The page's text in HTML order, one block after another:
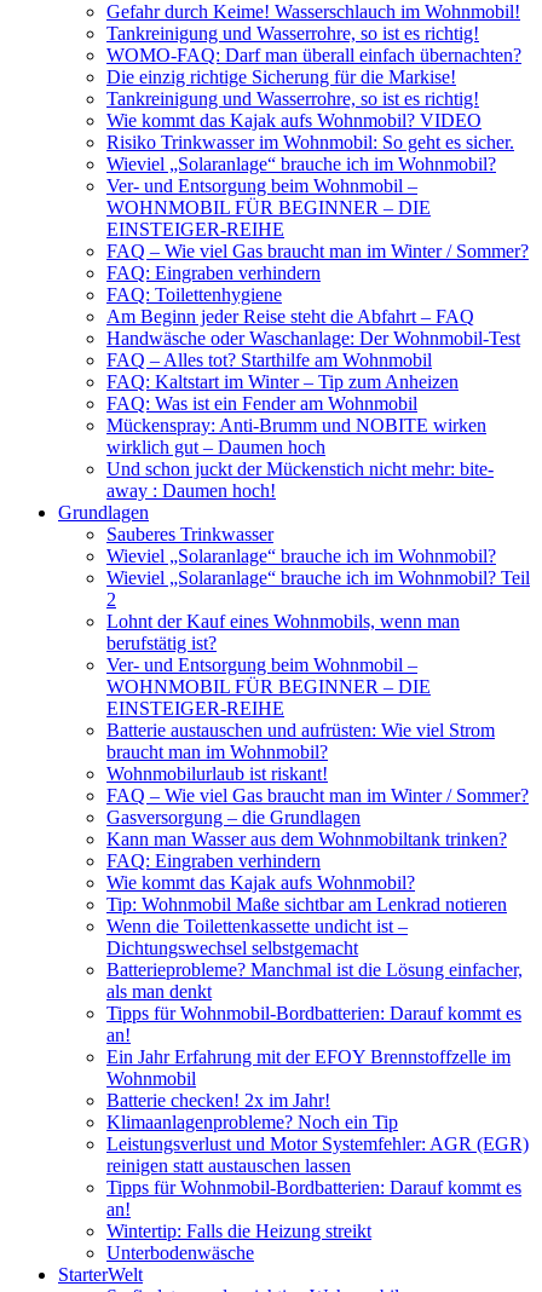
Gefahr durch Keime! Wasserschlauch im Wohnmobil!
Tankreinigung und Wasserrohre, so ist es richtig!
WOMO-FAQ: Darf man überall einfach übernachten?
Die einzig richtige Sicherung für die Markise!
Tankreinigung und Wasserrohre, so ist es richtig!
Wie kommt das Kajak aufs Wohnmobil? VIDEO
Risiko Trinkwasser im Wohnmobil: So geht es sicher.
Wieviel „Solaranlage“ brauche ich im Wohnmobil?
Ver- und Entsorgung beim Wohnmobil –
WOHNMOBIL FÜR BEGINNER – DIE
EINSTEIGER-REIHE
FAQ – Wie viel Gas braucht man im Winter / Sommer?
FAQ: Eingraben verhindern
FAQ: Toilettenhygiene
Am Beginn jeder Reise steht die Abfahrt – FAQ
Handwäsche oder Waschanlage: Der Wohnmobil-Test
FAQ – Alles tot? Starthilfe am Wohnmobil
FAQ: Kaltstart im Winter – Tip zum Anheizen
FAQ: Was ist ein Fender am Wohnmobil
Mückenspray: Anti-Brumm und NOBITE wirken
wirklich gut – Daumen hoch
Und schon juckt der Mückenstich nicht mehr: bite-
away : Daumen hoch!
Grundlagen
Sauberes Trinkwasser
Wieviel „Solaranlage“ brauche ich im Wohnmobil?
Wieviel „Solaranlage“ brauche ich im Wohnmobil? Teil
2
Lohnt der Kauf eines Wohnmobils, wenn man
berufstätig ist?
Ver- und Entsorgung beim Wohnmobil –
WOHNMOBIL FÜR BEGINNER – DIE
EINSTEIGER-REIHE
Batterie austauschen und aufrüsten: Wie viel Strom
braucht man im Wohnmobil?
Wohnmobilurlaub ist riskant!
FAQ – Wie viel Gas braucht man im Winter / Sommer?
Gasversorgung – die Grundlagen
Kann man Wasser aus dem Wohnmobiltank trinken?
FAQ: Eingraben verhindern
Wie kommt das Kajak aufs Wohnmobil?
Tip: Wohnmobil Maße sichtbar am Lenkrad notieren
Wenn die Toilettenkassette undicht ist –
Dichtungswechsel selbstgemacht
Batterieprobleme? Manchmal ist die Lösung einfacher,
als man denkt
Tipps für Wohnmobil-Bordbatterien: Darauf kommt es
an!
Ein Jahr Erfahrung mit der EFOY Brennstoffzelle im
Wohnmobil
Batterie checken! 2x im Jahr!
Klimaanlagenprobleme? Noch ein Tip
Leistungsverlust und Motor Systemfehler: AGR (EGR)
reinigen statt austauschen lassen
Tipps für Wohnmobil-Bordbatterien: Darauf kommt es
an!
Wintertip: Falls die Heizung streikt
Unterbodenwäsche
StarterWelt